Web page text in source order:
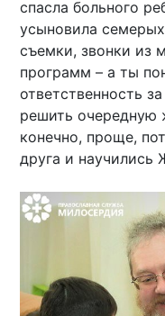
спасла больного
усыновила
съемки, звонки из
программ – а ты
ответственность
решить очередную
конечно, проще,
друга и